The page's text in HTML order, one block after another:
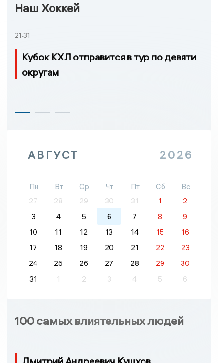
Наш Хоккей
21:31
Кубок КХЛ отправится в тур по девяти
округам
АВГУСТ 2026
Пн Вт Ср Чт Пт Сб
Вс
27
28 29 30 31 1
2
3
4 5 6 7 8
9
10
11 12 13 14 15
16
17
18 19 20 21 22
23
24
25 26 27 28 29
30
31
1 2 3 4 5 6
100 самых влиятельных людей